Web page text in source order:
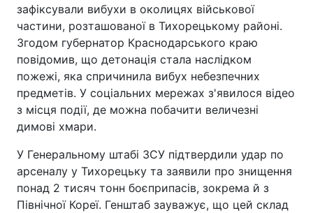
зафіксували вибухи в околицях військової
частини, розташованої в Тихорецькому районі.
Згодом губернатор Краснодарського краю
повідомив, що детонація стала наслідком
пожежі, яка спричинила вибух небезпечних
предметів. У соціальних мережах з'явилося відео
з місця події, де можна побачити величезні
димові хмари.
У Генеральному штабі ЗСУ підтвердили удар по
арсеналу у Тихорецьку та заявили про знищення
понад 2 тисяч тонн боєприпасів, зокрема й з
Північної Кореї. Генштаб зауважує, що цей склад